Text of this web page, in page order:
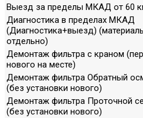
Выезд за пределы МКАД от 60
Диагностика в пределах МКАД
(Диагностика+выезд)
отдельно)
Демонтаж фильтра с краном
нового на месте)
Демонтаж фильтра Обратный
(без установки нового)
Демонтаж фильтра Проточной
(без установки нового)